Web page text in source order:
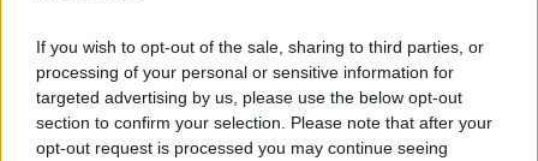
If you wish to opt-out of the sale, sharing to third parties, or
processing of your personal or sensitive information for
targeted advertising by us, please use the below opt-out
section to confirm your selection. Please note that after your
opt-out request is processed you may continue seeing